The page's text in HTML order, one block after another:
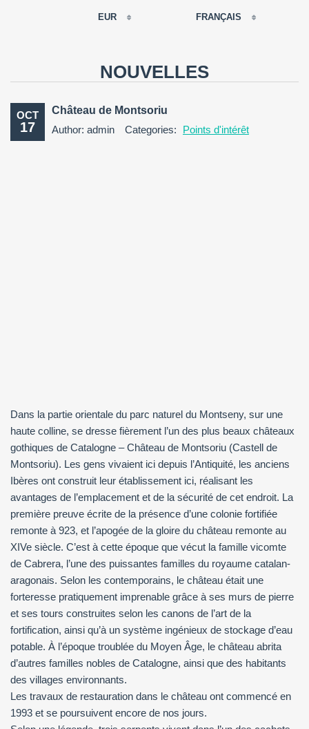
EUR
RUB
FRANÇAIS
ESPAÑOL
NOUVELLES
OCT
17
Château de Montsoriu
Author: admin
Categories: Points d'intérêt
Dans la partie orientale du parc naturel du Montseny, sur une
haute colline, se dresse fièrement l’un des plus beaux châteaux
gothiques de Catalogne – Château de Montsoriu (Castell de
Montsoriu). Les gens vivaient ici depuis l’Antiquité, les anciens
Ibères ont construit leur établissement ici, réalisant les
avantages de l’emplacement et de la sécurité de cet endroit. La
première preuve écrite de la présence d’une colonie fortifiée
remonte à 923, et l’apogée de la gloire du château remonte au
XIVe siècle. C’est à cette époque que vécut la famille vicomte
de Cabrera, l’une des puissantes familles du royaume catalan-
aragonais. Selon les contemporains, le château était une
forteresse pratiquement imprenable grâce à ses murs de pierre
et ses tours construites selon les canons de l’art de la
fortification, ainsi qu’à un système ingénieux de stockage d’eau
potable. À l’époque troublée du Moyen Âge, le château abrita
d’autres familles nobles de Catalogne, ainsi que des habitants
des villages environnants.
Les travaux de restauration dans le château ont commencé en
1993 et se poursuivent encore de nos jours.